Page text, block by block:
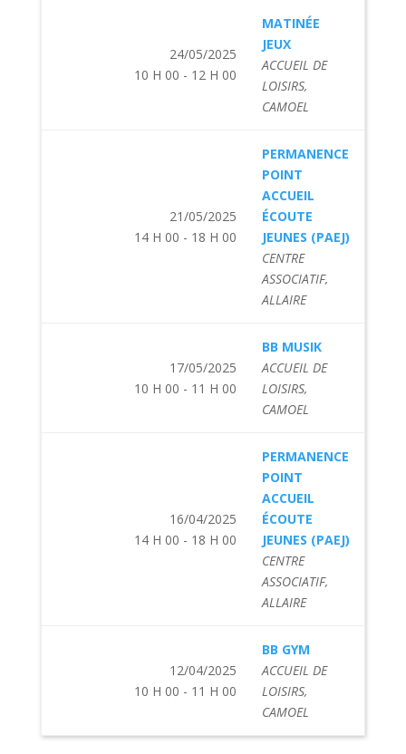
24/05/2025
10 H 00 - 12 H 00
MATINÉE
JEUX
ACCUEIL DE
LOISIRS,
CAMOEL
21/05/2025
14 H 00 - 18 H 00
PERMANENCE
POINT
ACCUEIL
ÉCOUTE
JEUNES (PAEJ)
CENTRE
ASSOCIATIF,
ALLAIRE
17/05/2025
10 H 00 - 11 H 00
BB MUSIK
ACCUEIL DE
LOISIRS,
CAMOEL
16/04/2025
14 H 00 - 18 H 00
PERMANENCE
POINT
ACCUEIL
ÉCOUTE
JEUNES (PAEJ)
CENTRE
ASSOCIATIF,
ALLAIRE
12/04/2025
10 H 00 - 11 H 00
BB GYM
ACCUEIL DE
LOISIRS,
CAMOEL